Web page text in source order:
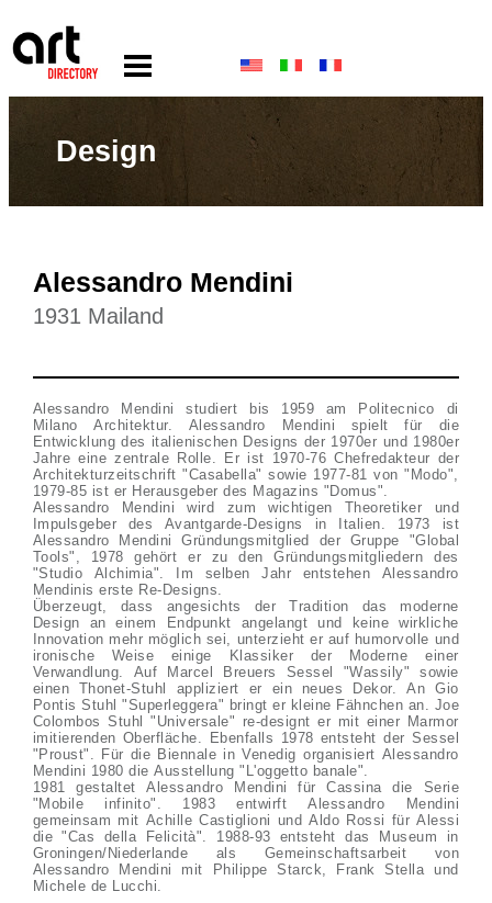
Design
Alessandro Mendini
1931 Mailand
Alessandro Mendini studiert bis 1959 am Politecnico di
Milano Architektur. Alessandro Mendini spielt für die
Entwicklung des italienischen Designs der 1970er und 1980er
Jahre eine zentrale Rolle. Er ist 1970-76 Chefredakteur der
Architekturzeitschrift "Casabella" sowie 1977-81 von "Modo",
1979-85 ist er Herausgeber des Magazins "Domus".
Alessandro Mendini wird zum wichtigen Theoretiker und
Impulsgeber des Avantgarde-Designs in Italien. 1973 ist
Alessandro Mendini Gründungsmitglied der Gruppe "Global
Tools", 1978 gehört er zu den Gründungsmitgliedern des
"Studio Alchimia". Im selben Jahr entstehen Alessandro
Mendinis erste Re-Designs.
Überzeugt, dass angesichts der Tradition das moderne
Design an einem Endpunkt angelangt und keine wirkliche
Innovation mehr möglich sei, unterzieht er auf humorvolle und
ironische Weise einige Klassiker der Moderne einer
Verwandlung. Auf Marcel Breuers Sessel "Wassily" sowie
einen Thonet-Stuhl appliziert er ein neues Dekor. An Gio
Pontis Stuhl "Superleggera" bringt er kleine Fähnchen an. Joe
Colombos Stuhl "Universale" re-designt er mit einer Marmor
imitierenden Oberfläche. Ebenfalls 1978 entsteht der Sessel
"Proust". Für die Biennale in Venedig organisiert Alessandro
Mendini 1980 die Ausstellung "L'oggetto banale".
1981 gestaltet Alessandro Mendini für Cassina die Serie
"Mobile infinito". 1983 entwirft Alessandro Mendini
gemeinsam mit Achille Castiglioni und Aldo Rossi für Alessi
die "Cas della Felicità". 1988-93 entsteht das Museum in
Groningen/Niederlande als Gemeinschaftsarbeit von
Alessandro Mendini mit Philippe Starck, Frank Stella und
Michele de Lucchi.